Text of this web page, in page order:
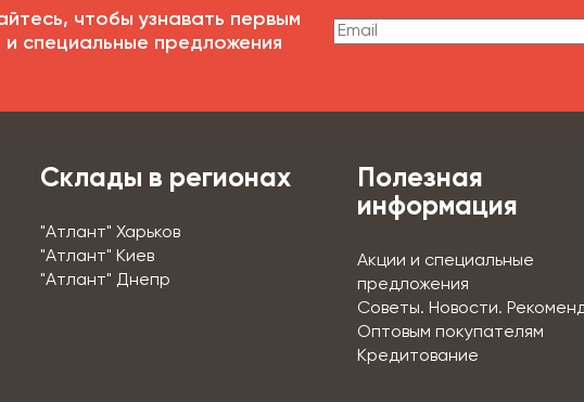
чтобы узнавать первым
и специальные предложения
Склады в регионах
"Атлант" Харьков
"Атлант" Киев
"Атлант" Днепр
Полезная
информация
Акции и специальные
предложения
Советы. Новости.
Оптовым покупателям
Кредитование